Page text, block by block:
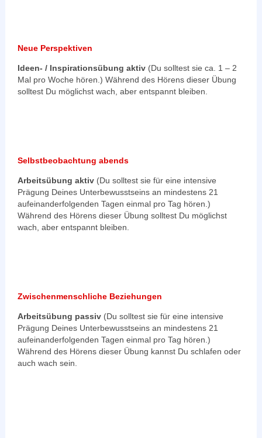
Neue Perspektiven
Ideen- / Inspirationsübung aktiv (Du solltest sie ca. 1 – 2
Mal pro Woche hören.) Während des Hörens dieser Übung
solltest Du möglichst wach, aber entspannt bleiben.
Selbstbeobachtung abends
Arbeitsübung aktiv (Du solltest sie für eine intensive
Prägung Deines Unterbewusstseins an mindestens 21
aufeinanderfolgenden Tagen einmal pro Tag hören.)
Während des Hörens dieser Übung solltest Du möglichst
wach, aber entspannt bleiben.
Zwischenmenschliche Beziehungen
Arbeitsübung passiv (Du solltest sie für eine intensive
Prägung Deines Unterbewusstseins an mindestens 21
aufeinanderfolgenden Tagen einmal pro Tag hören.)
Während des Hörens dieser Übung kannst Du schlafen oder
auch wach sein.